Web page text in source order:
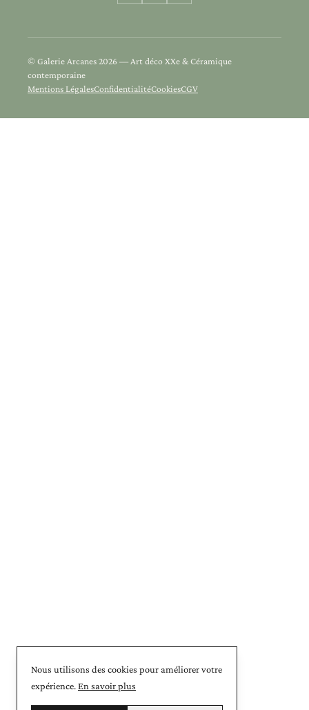
© Galerie Arcanes 2026 — Art déco XXe & Céramique
contemporaine
Mentions LégalesConfidentialitéCookiesCGV
Nous utilisons des cookies pour améliorer votre
expérience.En savoir plus